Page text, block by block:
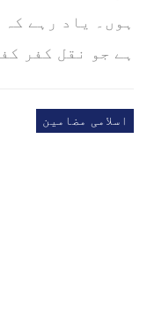
ہوں۔ یاد رہے کہ
ہے جو نقل کفر
اسلامی مضامین